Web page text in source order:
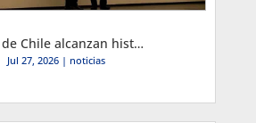
Proyectos U. de Chile alcanzan histórico doble podio mundial en conferencia IFORS y académico ingresó a su Salón de la Fama
Jul 27, 2026| noticias